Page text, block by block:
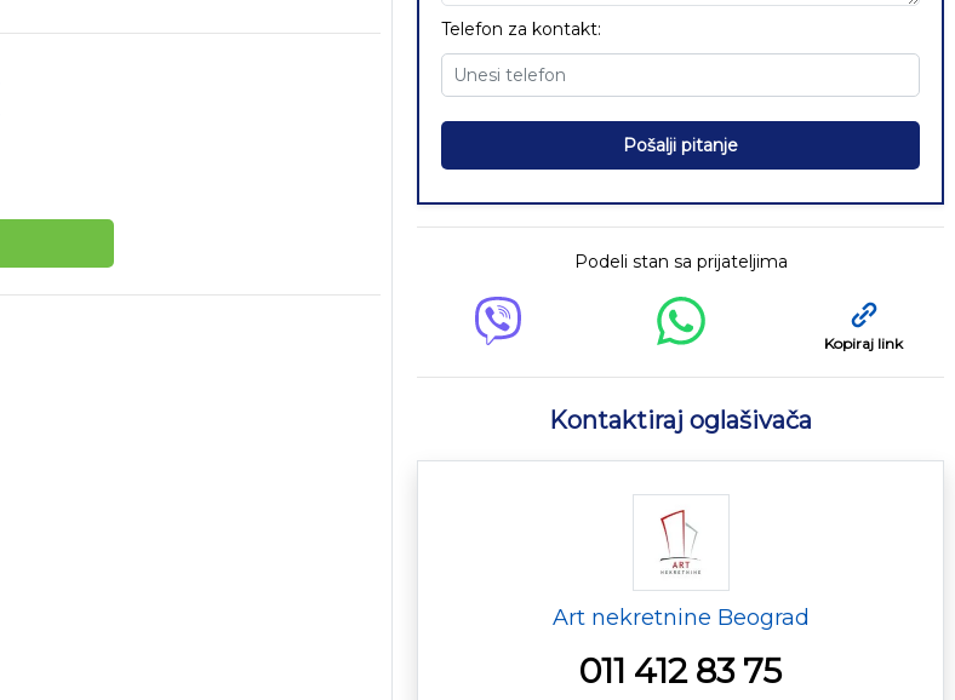
Telefon za kontakt:
Pošalji pitanje
Podeli stan sa prijateljima
Kopiraj link
Kontaktiraj oglašivača
Art nekretnine Beograd
011 412 83 75